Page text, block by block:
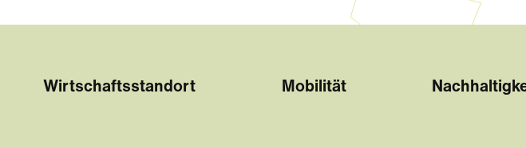
Wirtschaftsstandort Mobilität